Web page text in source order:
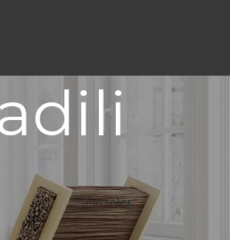
Göster 12 Filtreler